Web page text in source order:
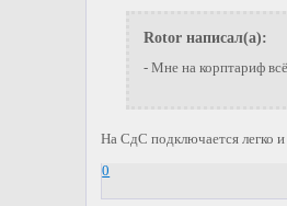
Rotor написал(а):
- Мне на корптариф
На СдС подключается легко
0